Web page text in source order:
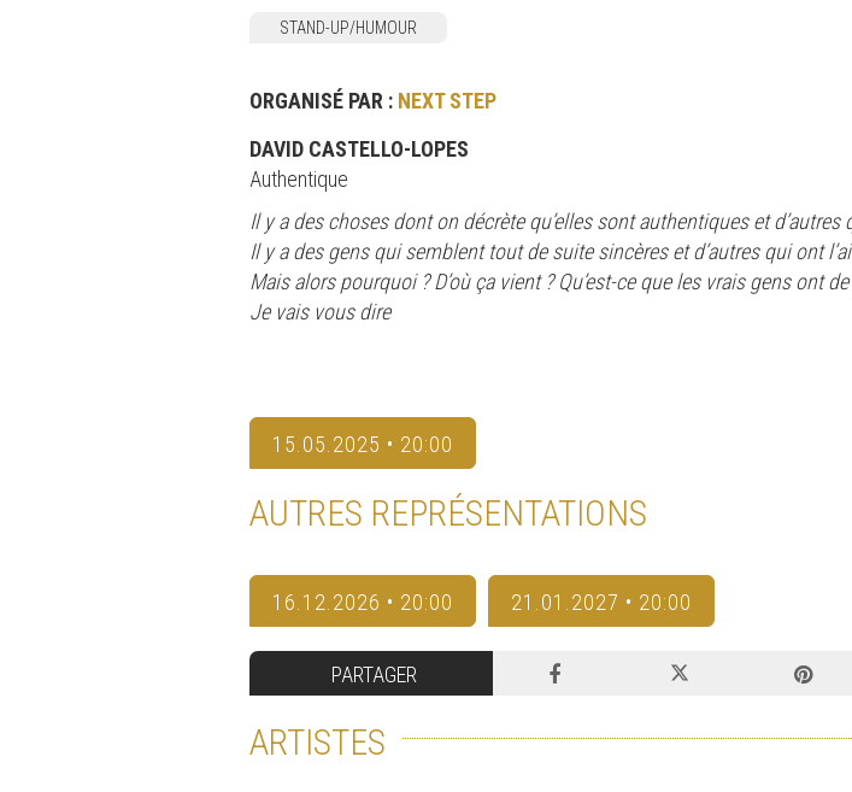
STAND-UP/HUMOUR
ORGANISÉ PAR : NEXT STEP
DAVID CASTELLO-LOPES
Authentique
Il y a des choses dont on décrète qu’elles sont authentiques et
Il y a des gens qui semblent tout de suite sincères et d’autres qui ont
Mais alors pourquoi ? D’où ça vient ? Qu’est-ce que les vrais gens ont
Je vais vous dire
15.05.2025 • 20:00
AUTRES REPRÉSENTATIONS
16.12.2026 • 20:00 21.01.2027 • 20:00
PARTAGER
ARTISTES